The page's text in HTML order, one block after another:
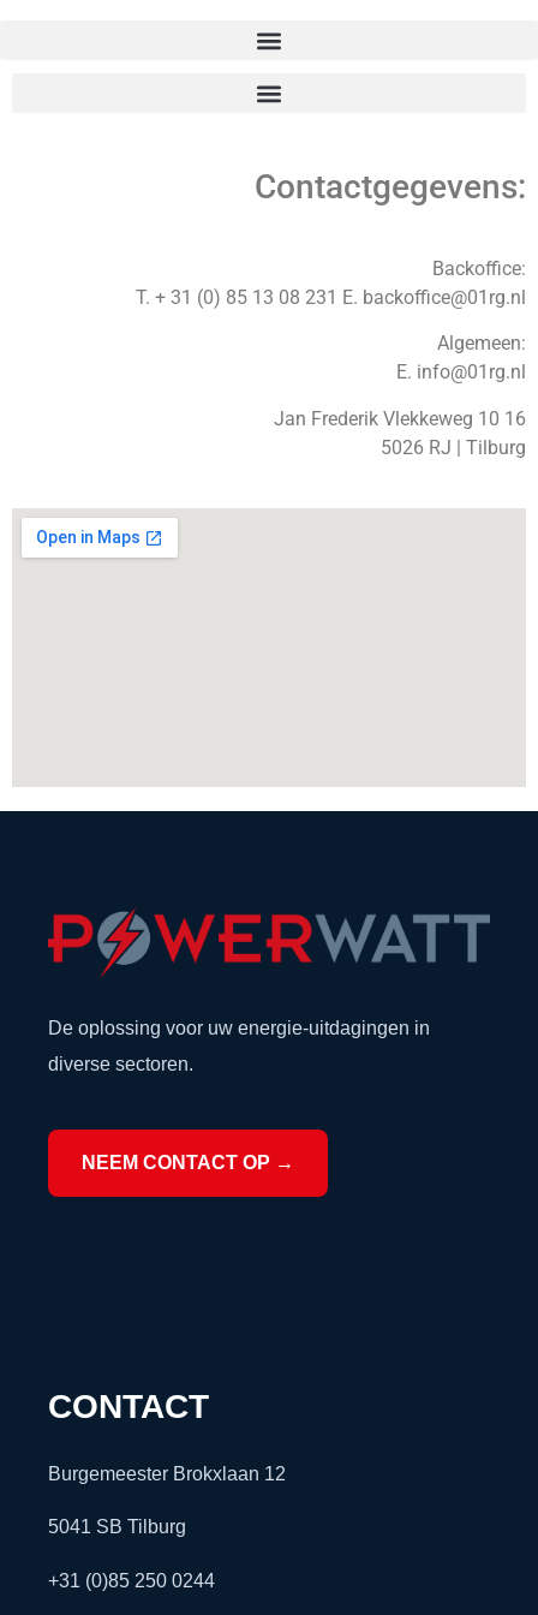
Contactgegevens:
Backoffice:
T. + 31 (0) 85 13 08 231 E. backoffice@01rg.nl
Algemeen:
E. info@01rg.nl
Jan Frederik Vlekkeweg 10 16
5026 RJ | Tilburg
De oplossing voor uw energie-uitdagingen in
diverse sectoren.
NEEM CONTACT OP →
CONTACT
Burgemeester Brokxlaan 12
5041 SB Tilburg
+31 (0)85 250 0244